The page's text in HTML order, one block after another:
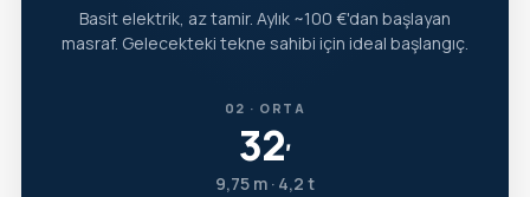
Basit elektrik, az tamir. Aylık ~100 €'dan başlayan
masraf. Gelecekteki tekne sahibi için ideal başlangıç.
02 · ORTA
32′
9,75 m · 4,2 t